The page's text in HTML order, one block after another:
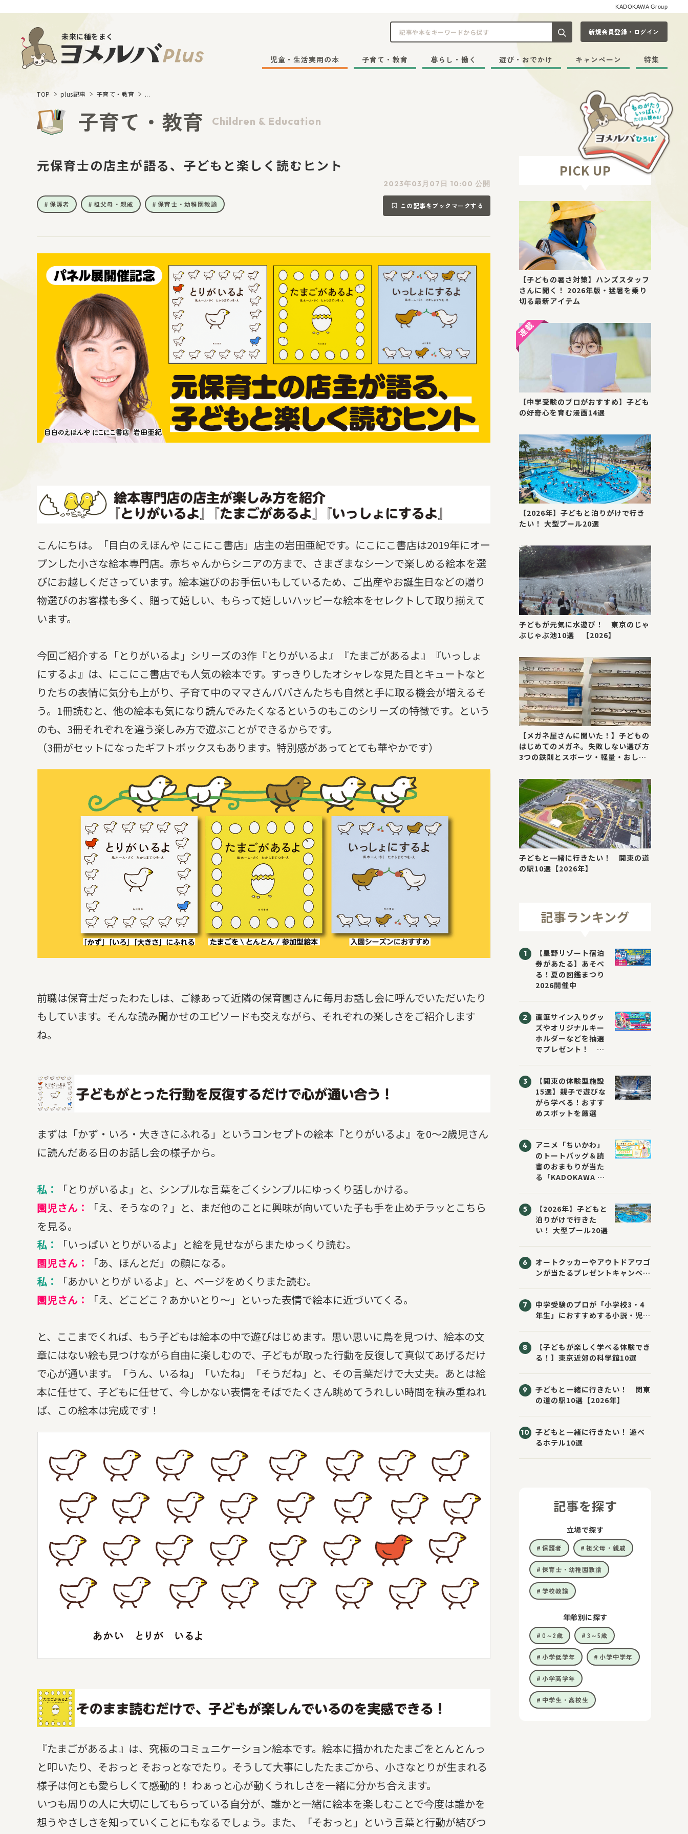
KADOKAWA Group
未来に種をまく 記事や本をキーワードから探す
新規会員登録・ログイン
児童・生活実用の本 子育て・教育 暮らし・働く 遊び・おでかけ キャンペーン 特集
TOP plus記事 子育て・教育 ...
Children & Education
子育て・教育
元保育士の店主が語る、子どもと楽しく読むヒント
2023年03月07日 10:00 公開
保護者 祖父母・親戚 保育士・幼稚園教諭 この記事をブックマークする
こんにちは。「目白のえほんや にこにこ書店」店主の岩田亜紀です。にこにこ書店は2019年にオー
プンした小さな絵本専門店。赤ちゃんからシニアの方まで、さまざまなシーンで楽しめる絵本を選
びにお越しくださっています。絵本選びのお手伝いもしているため、ご出産やお誕生日などの贈り
物選びのお客様も多く、贈って嬉しい、もらって嬉しいハッピーな絵本をセレクトして取り揃えて
います。
今回ご紹介する「とりがいるよ」シリーズの3作『とりがいるよ』『たまごがあるよ』『いっしょ
にするよ』は、にこにこ書店でも人気の絵本です。すっきりしたオシャレな見た目とキュートなと
りたちの表情に気分も上がり、子育て中のママさんパパさんたちも自然と手に取る機会が増えるそ
う。1冊読むと、他の絵本も気になり読んでみたくなるというのもこのシリーズの特徴です。という
のも、3冊それぞれを違う楽しみ方で遊ぶことができるからです。
（3冊がセットになったギフトボックスもあります。特別感があってとても華やかです）
前職は保育士だったわたしは、ご縁あって近隣の保育園さんに毎月お話し会に呼んでいただいたり
もしています。そんな読み聞かせのエピソードも交えながら、それぞれの楽しさをご紹介します
ね。
まずは「かず・いろ・大きさにふれる」というコンセプトの絵本『とりがいるよ』を0～2歳児さん
に読んだある日のお話し会の様子から。
私：
「とりがいるよ」と、シンプルな言葉をごくシンプルにゆっくり話しかける。
園児さん：
「え、そうなの？」と、まだ他のことに興味が向いていた子も手を止めチラッとこちら
を見る。
私：
「いっぱい とりがいるよ」と絵を見せながらまたゆっくり読む。
園児さん：
「あ、ほんとだ」の顔になる。
私：
「あかい とりが いるよ」と、ページをめくりまた読む。
園児さん：
「え、どこどこ？あかいとり～」といった表情で絵本に近づいてくる。
と、ここまでくれば、もう子どもは絵本の中で遊びはじめます。思い思いに鳥を見つけ、絵本の文
章にはない絵も見つけながら自由に楽しむので、子どもが取った行動を反復して真似てあげるだけ
で心が通います。「うん、いるね」「いたね」「そうだね」と、その言葉だけで大丈夫。あとは絵
本に任せて、子どもに任せて、今しかない表情をそばでたくさん眺めてうれしい時間を積み重ねれ
ば、この絵本は完成です！
『たまごがあるよ』は、究極のコミュニケーション絵本です。絵本に描かれたたまごをとんとんっ
と叩いたり、そおっと そおっとなでたり。そうして大事にしたたまごから、小さなとりが生まれる
様子は何とも愛らしくて感動的！ わぁっと心が動くうれしさを一緒に分かち合えます。
いつも周りの人に大切にしてもらっている自分が、誰かと一緒に絵本を楽しむことで今度は誰かを
想うやさしさを知っていくことにもなるでしょう。また、「そおっと」という言葉と行動が結びつ
PICK UP
【子どもの暑さ対策】ハンズスタッフ
さんに聞く！ 2026年版・猛暑を乗り
切る最新アイテム
【中学受験のプロがおすすめ】子ども
の好奇心を育む漫画14選
【2026年】子どもと泊りがけで行き
たい！ 大型プール20選
子どもが元気に水遊び！ 東京のじゃ
ぶじゃぶ池10選 【2026】
【メガネ屋さんに聞いた！】子どもの
はじめてのメガネ。失敗しない選び方
3つの鉄則とスポーツ・軽量・おしゃ
子どもと一緒に行きたい！ 関東の道
の駅10選【2026年】
記事ランキング
【星野リゾート宿泊
券があたる】あそべ
る！夏の図鑑まつり
2026開催中
直筆サイン入りグッ
ズやオリジナルキー
ホルダーなどを抽選
でプレゼント！
ジブックフェア2026
～すまない先生と読
書にチャレンジ！
～」が開催！
【関東の体験型施設
15選】親子で遊びな
がら学べる！おすす
めスポットを厳選
アニメ「ちいかわ」
のトートバッグ＆読
書のおまもりが当た
る「KADOKAWA ち
催！ スマホ壁紙は
応募者全員にプレゼ
ント！
【2026年】子どもと
泊りがけで行きた
い！ 大型プール20選
オートクッカーやアウトドアワゴ
ンが当たるプレゼントキャンペー
中学受験のプロが「小学校3・4
年生」におすすめする小説・児童
【子どもが楽しく学べる体験でき
る！】東京近郊の科学館10選
子どもと一緒に行きたい！ 関東
の道の駅10選【2026年】
子どもと一緒に行きたい！ 遊べ
るホテル10選
記事を探す
立場で探す
保護者 祖父母・親戚
保育士・幼稚園教諭
学校教諭
年齢別に探す
0～2歳 3～5歳
小学低学年 小学中学年
小学高学年
中学生・高校生